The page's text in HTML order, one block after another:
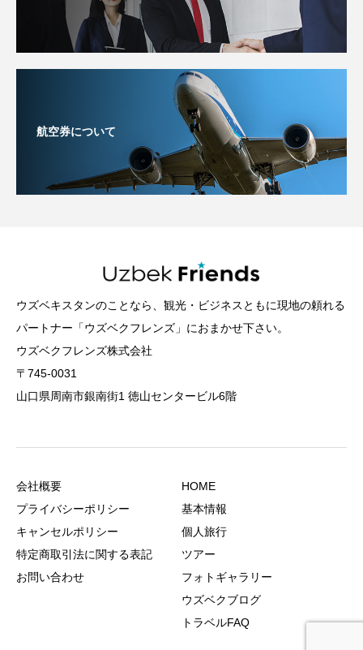
航空券について
ウズベキスタンのことなら、観光・ビジネスともに現地の頼れる
パートナー「ウズベクフレンズ」におまかせ下さい。
ウズベクフレンズ株式会社
〒745-0031
山口県周南市銀南街1 徳山センタービル6階
会社概要
プライバシーポリシー
キャンセルポリシー
特定商取引法に関する表記
お問い合わせ
HOME
基本情報
個人旅行
ツアー
フォトギャラリー
ウズベクブログ
トラベルFAQ